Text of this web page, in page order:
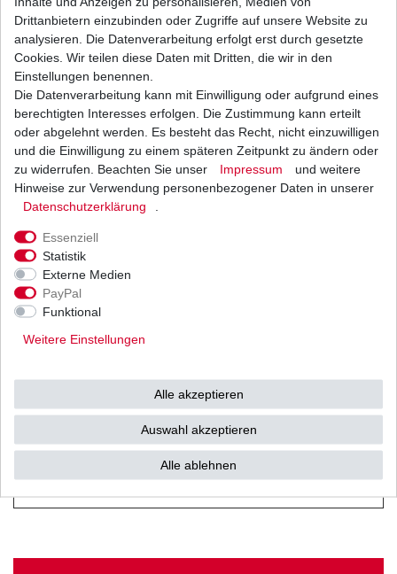
Neue Kette
D.I.D Standard
Musterbild
Kettentyp: Standard ohne O-
Ringe
Farbe: stahl
Zustand: offen mit
Clipschloss
1/4"
Kettenlänge: 120 Glieder
Zugfestigkeit: 3040 kg
Drittanbietern einzubinden oder Zugriffe auf unsere Website zu
analysieren. Die Datenverarbeitung erfolgt erst durch gesetzte
Cookies. Wir teilen diese Daten mit Dritten, die wir in den
Einstellungen benennen.
Die Datenverarbeitung kann mit Einwilligung oder aufgrund eines
berechtigten Interesses erfolgen. Die Zustimmung kann erteilt
oder abgelehnt werden. Es besteht das Recht, nicht einzuwilligen
und die Einwilligung zu einem späteren Zeitpunkt zu ändern oder
zu widerrufen. Beachten Sie unser
Impressum
und weitere
Hinweise zur Verwendung personenbezogener Daten in unserer
Daten­schutz­erklärung
Essenziell
Statistik
Externe Medien
PayPal
Funktional
Weitere Einstellungen
Alle akzeptieren
Auswahl akzeptieren
Alle ablehnen